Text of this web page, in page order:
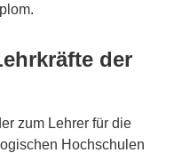
der
zum Lehrer für die
Hochschulen